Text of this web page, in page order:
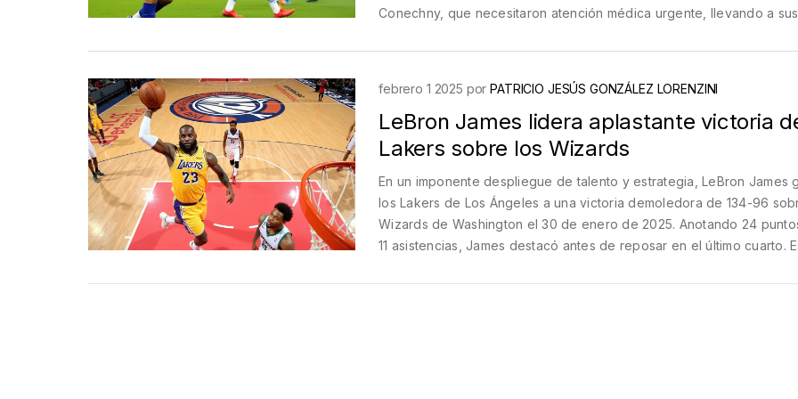
Conechny, que necesitaron atención médica urgente, llevando a sus
sólida, y finalmente, Alavés no logró igualar, dejando al Barcelona
febrero 1 2025 porPATRICIO JESÚS GONZÁLEZ LORENZINI
LeBron James lidera aplastante victoria
Lakers sobre los Wizards
En un imponente despliegue de talento y estrategia, LeBron James
los Lakers de Los Ángeles a una victoria demoledora de 134-96
Wizards de Washington el 30 de enero de 2025. Anotando 24
11 asistencias, James destacó antes de reposar en el último cuarto.
clave en sus aspiraciones de la temporada.